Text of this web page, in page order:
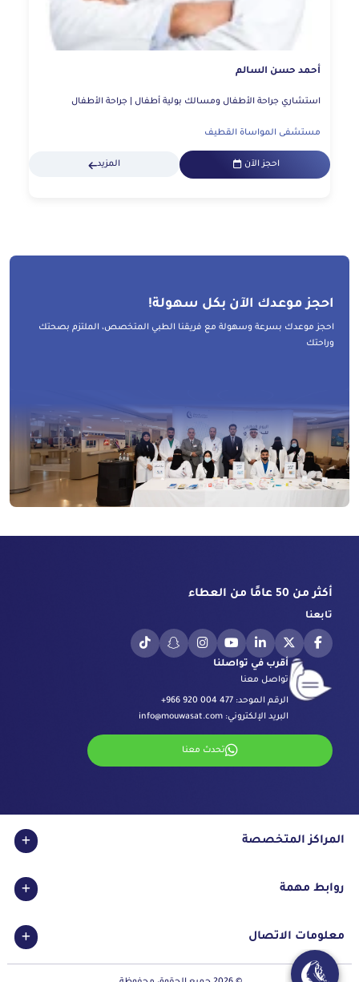
أحمد حسن السالم
استشاري جراحة الأطفال ومسالك بولية أطفال | جراحة الأطفال
مستشفى المواساة القطيف
احجز الآن المزيد
احجز موعدك الآن بكل سهولة!
احجز موعدك بسرعة وسهولة مع فريقنا الطبي المتخصص، الملتزم بصحتك
وراحتك
أكثر من 50 عامًا من العطاء
تابعنا
أقرب في تواصلنا
تواصل معنا
الرقم الموحد: +966 920 004 477
البريد الإلكتروني: info@mouwasat.com
تحدث معنا
المراكز المتخصصة
مركز الجراحة بالروبوت
وحدة الإخصاب والأجنة وعلاج العقم
مركز القلب
وحدة السكتة الدماغية
روابط مهمة
الشروط والأحكام
سياسة الخصوصية
معلومات الاتصال
المنطقة الشرقية